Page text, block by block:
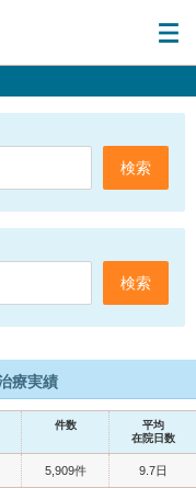
療実績
件数
平均
在院日数
5,909件 9.7日